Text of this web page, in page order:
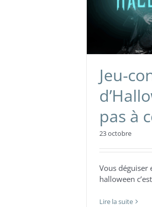
Jeu-
pas à
23 octobre
Vous déguiser
halloween
Lire la suite